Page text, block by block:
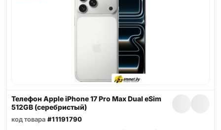
Телефон Apple iPhone 17 Pro Max Dual eSim
512GB (серебристый)
код товара #11191790